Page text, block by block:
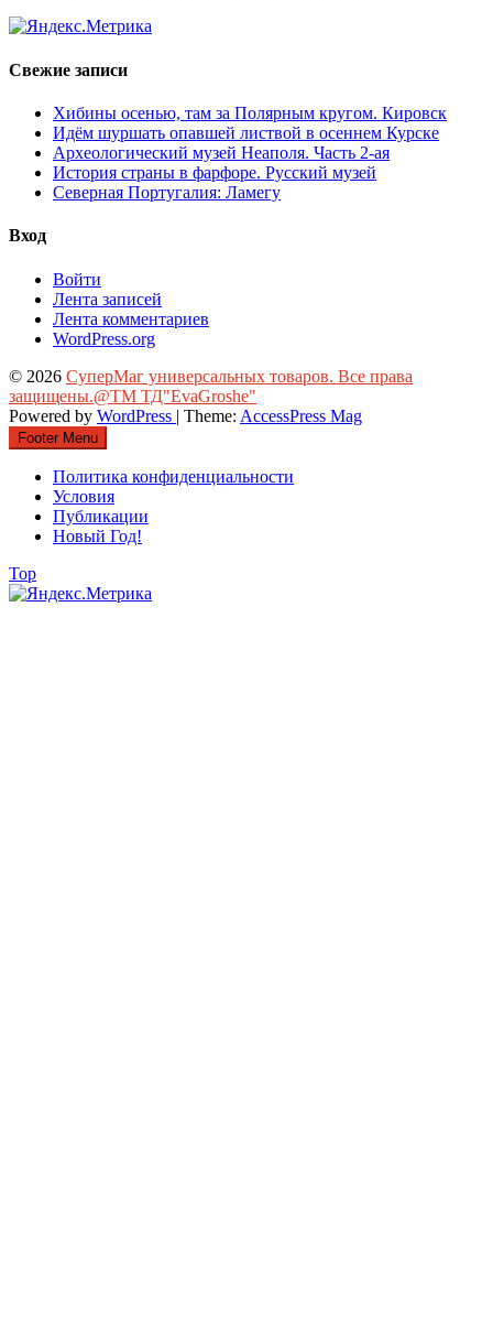
Свежие записи
Хибины осенью, там за Полярным кругом. Кировск
Идём шуршать опавшей листвой в осеннем Курске
Археологический музей Неаполя. Часть 2-ая
История страны в фарфоре. Русский музей
Северная Португалия: Ламегу
Вход
Войти
Лента записей
Лента комментариев
WordPress.org
© 2026 СуперМаг универсальных товаров. Все права
защищены.@ТМ ТД"EvaGroshe"
Powered by WordPress | Theme: AccessPress Mag
Footer Menu
Политика конфиденциальности
Условия
Публикации
Новый Год!
Top